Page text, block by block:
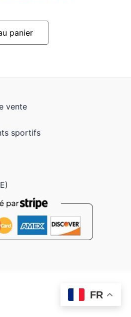
panier
vente
sportifs
FR